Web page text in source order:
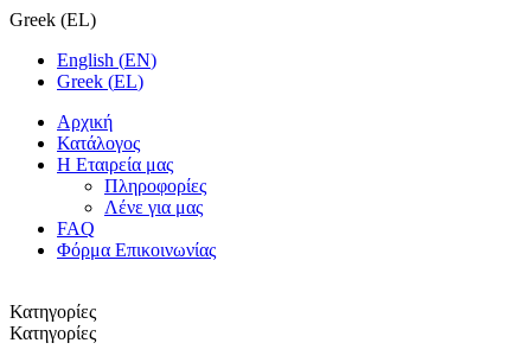
Greek (EL)
English (EN)
Greek (EL)
Αρχική
Κατάλογος
Η Εταιρεία μας
Πληροφορίες
Λένε για μας
FAQ
Φόρμα Επικοινωνίας
Κατηγορίες
Κατηγορίες